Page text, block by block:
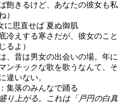
飽きるけど、あなたの彼女も私
）
思直せば 夏ぬ御肌
冷えする寒さだが、彼女のこと
るよ）
、昔は男女の出会いの場。年に
ンチックな歌を歌うなんて、そ
違いない。
り上がる。これは「戸円の白